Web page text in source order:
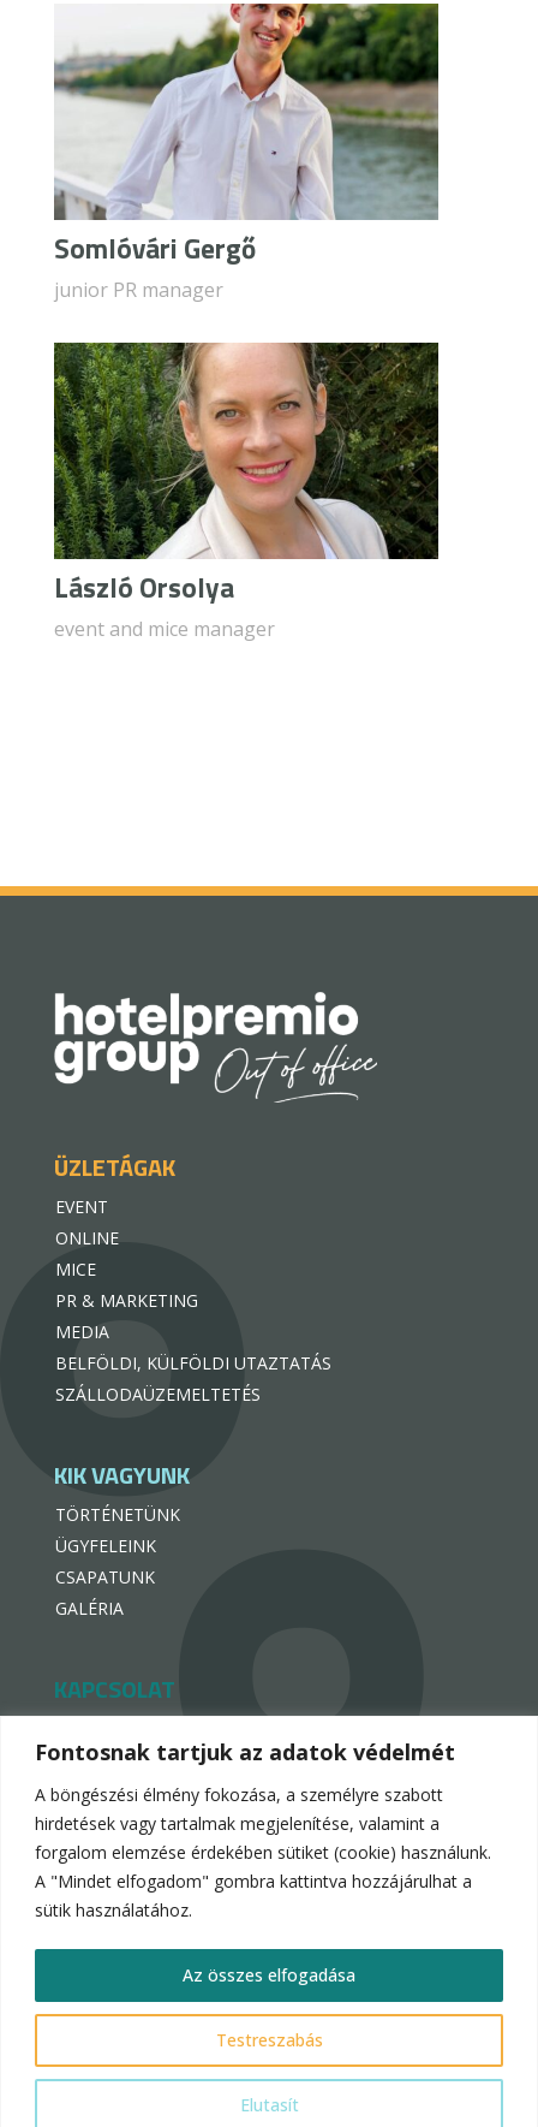
Fontosnak tartjuk az adatok védelmét
A böngészési élmény fokozása, a személyre szabott
hirdetések vagy tartalmak megjelenítése, valamint a
forgalom elemzése érdekében sütiket (cookie) használunk.
A "Mindet elfogadom" gombra kattintva hozzájárulhat a
sütik használatához.
Testreszabás
Elutasít
Az összes elfogadása
Somlóvári Gergő
junior PR manager
László Orsolya
event and mice manager
ÜZLETÁGAK
EVENT
ONLINE
MICE
PR & MARKETING
MEDIA
BELFÖLDI, KÜLFÖLDI UTAZTATÁS
SZÁLLODAÜZEMELTETÉS
KIK VAGYUNK
TÖRTÉNETÜNK
ÜGYFELEINK
CSAPATUNK
GALÉRIA
KAPCSOLAT
 Office
 LinkedIn
Hotelpremio Group 2024.
Adatvédelmi és adatkezelési nyilatkozat